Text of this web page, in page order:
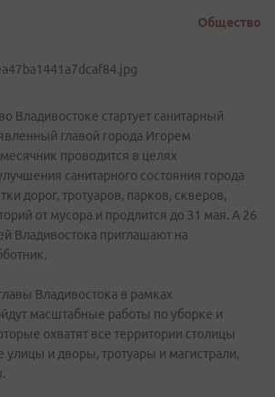
Общество
Владивостоке стартует санитарный
главой города Игорем
проводится в целях
санитарного состояния города
дорог, тротуаров, парков, скверов,
от мусора и продлится до 31 мая. А 26
Владивостока приглашают на
Владивостока в рамках
масштабные работы по уборке и
охватят все территории столицы
улицы и дворы, тротуары и магистрали,